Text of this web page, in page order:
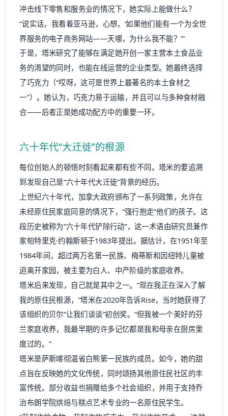
冲击线下零售和服务业的情况下，她实际上能做什么？
“说实话，我看着亚马逊，心想，‘如果他们能有一个为全世
界服务的电子商务网站——天哪，为什么我不能？’”
于是，塔米研究了能够在满足她开创一家主营本土食品业
务的渴望的同时，也能在线运营的企业类型。她最终选择
了巧克力（“哎呀，这可是世界上最著名的本土食材之
一”）。她认为，巧克力易于运输，并且可以与多种食材融
合——后者正是她成功配方中的重要一环。
六十年代“大迁徙”的根源
每位创始人的顿悟时刻看起来都有些不同。塔米的要追溯
到发现自己是“六十年代大迁徙”背景的经历。
上世纪六十年代，加拿大政府颁布了一系列政策，允许在
未经原住民家庭同意的情况下，“强行抱走”他们的孩子。这
段历史被称为“六十年代铲除行动”，这一术语由研究员兼作
家帕特里克·约翰斯顿于1983年提出。据估计，在1951年至
1984年间，超过两万名第一民族、梅蒂斯和因纽特儿童被
迫离开家园，被主要为白人、中产阶级的家庭收养。
塔米后来发现，自己就是其中之一。“现在我正在深入了解
我的原住民根源，”塔米在2020年告诉Rise，当时她获得了
该组织的贝尔“让我们谈谈”初创奖。“但我被一个美好的芬
兰家庭收养，我最早期的许多记忆都是我和母亲在厨房里
度过的。”
塔米是萨斯喀彻温省白熊第一民族的成员。如今，她的甜
点旨在反映她的文化传统，同时颂扬其他原住民社区的丰
富传统。部分收益也捐赠给多个社会组织，并用于支持乔
治布朗学院烘焙与糕点艺术专业的一名原住民学生。